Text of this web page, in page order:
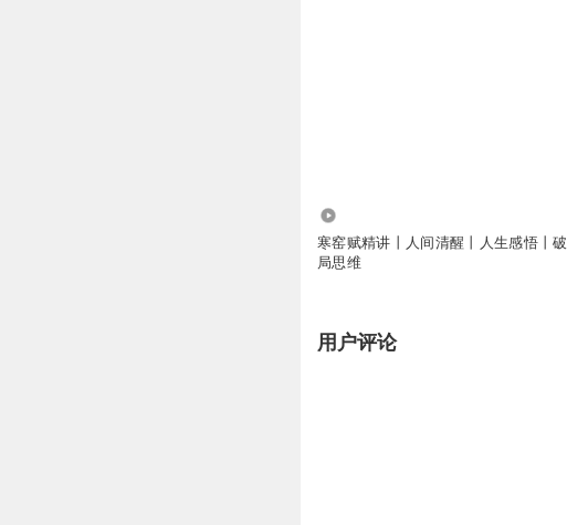
寒窑赋精讲丨人间清醒丨人生感悟丨破
局思维
用户评论